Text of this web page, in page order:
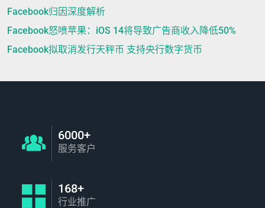
Facebook归因深度解析
Facebook怒喷苹果：iOS 14将导致广告商收入降低50%
Facebook拟取消发行天秤币 支持央行数字货币
6000+
服务客户
168+
行业推广